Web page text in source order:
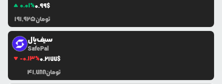
0.01%0.99$
191,925تومان
سیف‌پال
SafePal
-0.13%0.2177$
41,788تومان